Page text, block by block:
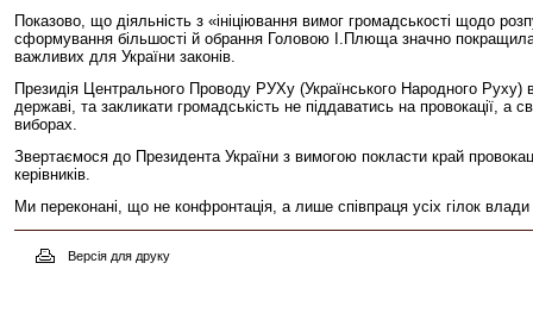
Показово, що діяльність з «ініціювання вимог громадськості щодо
сформування більшості й обрання Головою І.Плюща значно
важливих для України законів.
Президія Центрального Проводу РУХу (Українського Народного Руху)
державі, та закликати громадськість не піддаватись на провокації,
виборах.
Звертаємося до Президента України з вимогою покласти край
керівників.
Ми переконані, що не конфронтація, а лише співпраця усіх гілок
Версія для друку